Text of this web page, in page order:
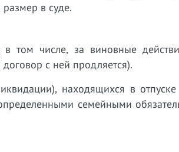
в суде.
в том числе, за виновные
с ней продляется).
находящихся в
семейными